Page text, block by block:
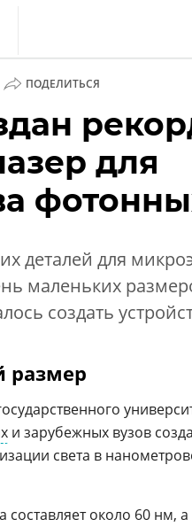
ПОДЕЛИТЬСЯ
для
деталей для
маленьких
создать
размер
и зарубежных вузов
света в
около 60 нм,